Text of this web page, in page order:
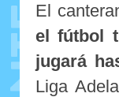
El
el fútbol
jugará
Liga